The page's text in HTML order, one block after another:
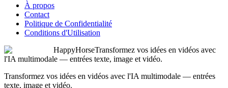
À propos
Contact
Politique de Confidentialité
Conditions d'Utilisation
HappyHorseTransformez vos idées en vidéos avec
l'IA multimodale — entrées texte, image et vidéo.
Transformez vos idées en vidéos avec l'IA multimodale — entrées
texte, image et vidéo.